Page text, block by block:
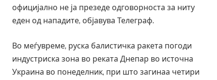
официјално не ја презеде одговорноста за ниту
еден од нападите, објавува Телеграф.
Во меѓувреме, руска балистичка ракета погоди
индустриска зона во реката Днепар во источна
Украина во понеделник, при што загинаа четири